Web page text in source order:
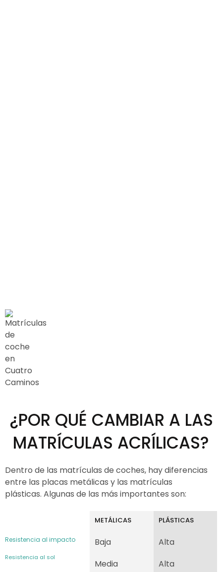
¿POR QUÉ CAMBIAR A LAS
MATRÍCULAS ACRÍLICAS?
Dentro de las matrículas de coches, hay diferencias
entre las placas metálicas y las matrículas
plásticas. Algunas de las más importantes son:
Resistencia al impacto
Resistencia al sol
METÁLICAS
Baja
Media
PLÁSTICAS
Alta
Alta